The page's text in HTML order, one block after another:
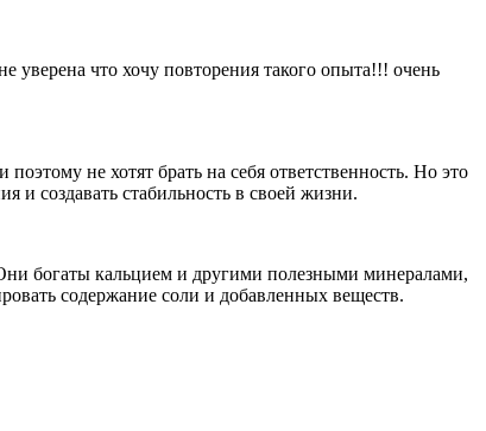
уверена что хочу повторения такого опыта!!! очень
не хотят брать на себя ответственность. Но это
создавать стабильность в своей жизни.
богаты кальцием и другими полезными минералами,
содержание соли и добавленных веществ.